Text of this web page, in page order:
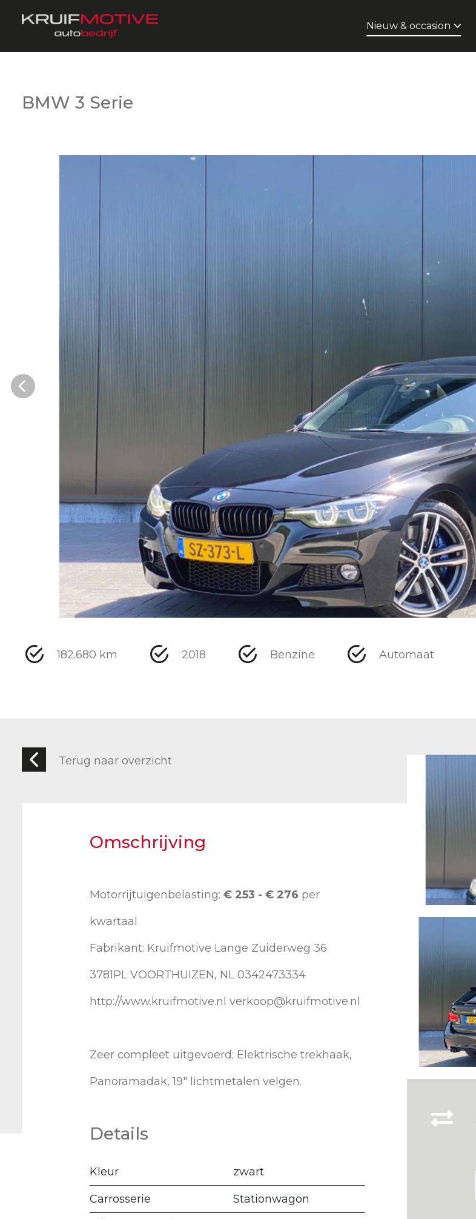
Nieuw & occasion
BMW 3 Serie
182.680 km 2018 Benzine Automaat
Terug naar overzicht
Omschrijving
Motorrijtuigenbelasting: € 253 - € 276 per
kwartaal
Fabrikant: Kruifmotive Lange Zuiderweg 36
3781PL VOORTHUIZEN, NL 0342473334
http://www.kruifmotive.nl verkoop@kruifmotive.nl
Zeer compleet uitgevoerd; Elektrische trekhaak,
Panoramadak, 19" lichtmetalen velgen.
Details
Kleur zwart
Carrosserie Stationwagon